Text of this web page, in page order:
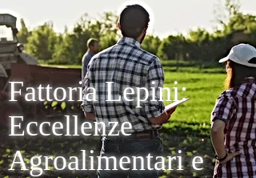
Fattoria Lepini:
Eccellenze
Agroalimentari e